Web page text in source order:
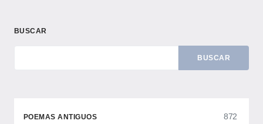
BUSCAR
BUSCAR
POEMAS ANTIGUOS 872